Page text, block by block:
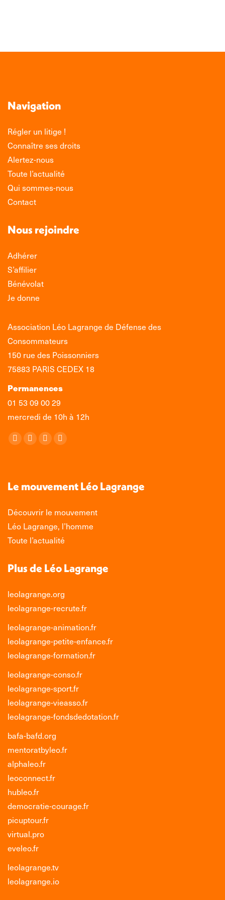
Navigation
Régler un litige !
Connaître ses droits
Alertez-nous
Toute l’actualité
Qui sommes-nous
Contact
Nous rejoindre
Adhérer
S’affilier
Bénévolat
Je donne
Association Léo Lagrange de Défense des
Consommateurs
150 rue des Poissonniers
75883 PARIS CEDEX 18
Permanences
01 53 09 00 29
mercredi de 10h à 12h
Retrouvez-nous sur :
La
s'ouvre
une
nouvelle
fenêtre
La
s'ouvre
une
fenêtre
La
s'ouvre
une
nouvelle
fenêtre
La
s'ouvre
une
nouvelle
fenêtre
Le mouvement Léo Lagrange
Découvrir le mouvement
Léo Lagrange, l’homme
Toute l’actualité
Plus de Léo Lagrange
leolagrange.org
leolagrange-recrute.fr
leolagrange-animation.fr
leolagrange-petite-enfance.fr
leolagrange-formation.fr
leolagrange-conso.fr
leolagrange-sport.fr
leolagrange-vieasso.fr
leolagrange-fondsdedotation.fr
bafa-bafd.org
mentoratbyleo.fr
alphaleo.fr
leoconnect.fr
hubleo.fr
democratie-courage.fr
picuptour.fr
virtual.pro
eveleo.fr
leolagrange.tv
leolagrange.io